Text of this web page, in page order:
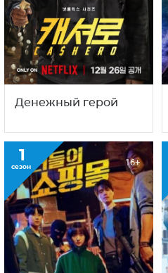
Денежный герой
1
сезон 16+